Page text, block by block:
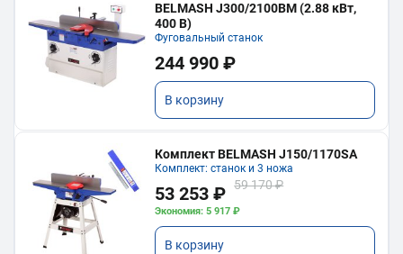
BELMASH J300/2100ВМ (2.88 кВт,
400 В)
Фуговальный станок
244 990 ₽
В корзину
Комплект BELMASH J150/1170SA
Комплект: станок и 3 ножа
53 253 ₽ 59 170 ₽
Экономия: 5 917 ₽
В корзину